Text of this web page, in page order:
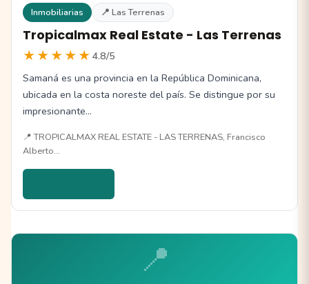
Inmobiliarias 📍 Las Terrenas
Tropicalmax Real Estate - Las Terrenas
★★★★★ 4.8/5
Samaná es una provincia en la República Dominicana,
ubicada en la costa noreste del país. Se distingue por su
impresionante…
📍 TROPICALMAX REAL ESTATE - LAS TERRENAS, Francisco
Alberto…
📍